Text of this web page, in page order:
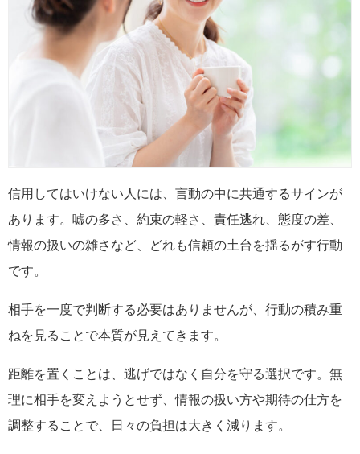
信用してはいけない人には、言動の中に共通するサインが
あります。嘘の多さ、約束の軽さ、責任逃れ、態度の差、
情報の扱いの雑さなど、どれも信頼の土台を揺るがす行動
です。
相手を一度で判断する必要はありませんが、行動の積み重
ねを見ることで本質が見えてきます。
距離を置くことは、逃げではなく自分を守る選択です。無
理に相手を変えようとせず、情報の扱い方や期待の仕方を
調整することで、日々の負担は大きく減ります。